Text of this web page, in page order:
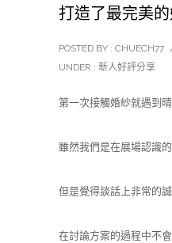
打造了最完美
POSTED BY : CHUECH77
UNDER : 新人好評分享
第一次接觸婚紗就遇到
雖然我們是在展場認識
但是覺得談話上非常的
在討論方案的過程中不